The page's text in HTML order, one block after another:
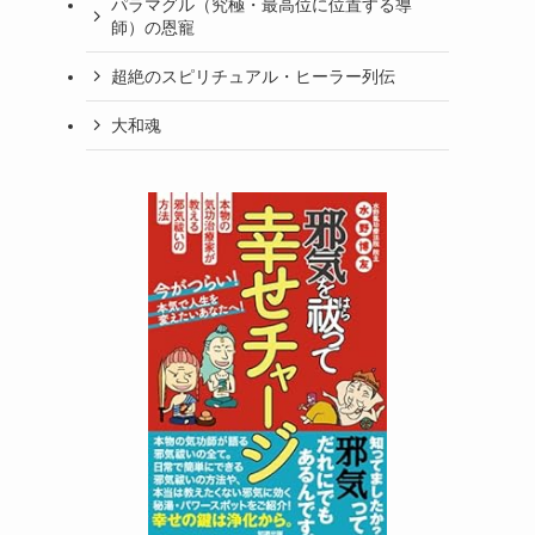
パラマグル（究極・最高位に位置する導
師）の恩寵
超絶のスピリチュアル・ヒーラー列伝
大和魂